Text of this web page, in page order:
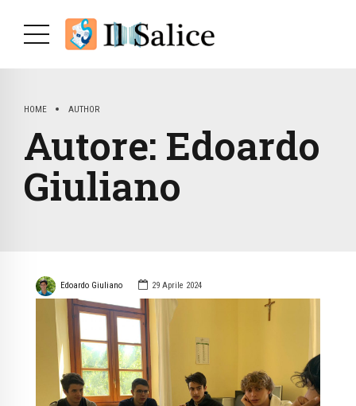
HOME AUTHOR
Autore: Edoardo
Giuliano
Edoardo Giuliano 29 Aprile 2024